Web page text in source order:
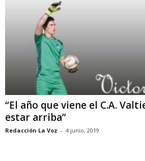
“El año que viene el C.A.
estar arriba”
Redacción La Voz - 4 junio, 2019